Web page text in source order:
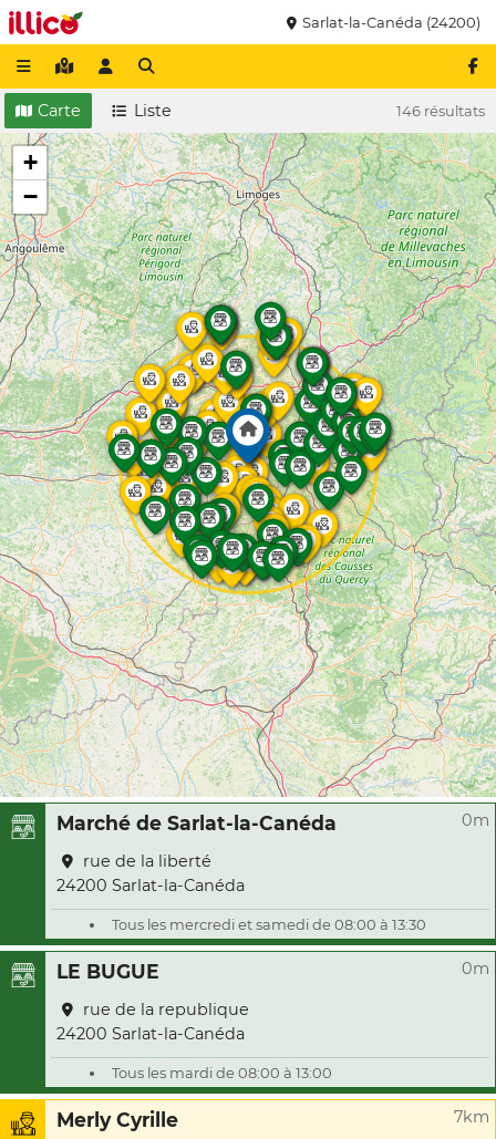
Sarlat-la-Canéda (24200)
146 résultats
Carte Liste
+
−
Marché de Sarlat-la-Canéda 0m
rue de la liberté
24200 Sarlat-la-Canéda
Tous les mercredi et samedi de 08:00 à 13:30
LE BUGUE 0m
rue de la republique
24200 Sarlat-la-Canéda
Tous les mardi de 08:00 à 13:00
Merly Cyrille 7km